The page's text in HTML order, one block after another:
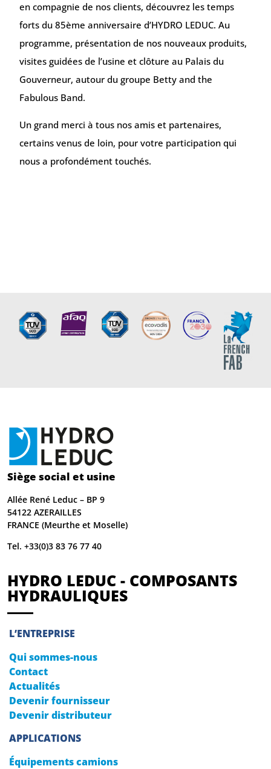
en compagnie de nos clients, découvrez les temps
forts du 85ème anniversaire d’HYDRO LEDUC. Au
programme, présentation de nos nouveaux produits,
visites guidées de l’usine et clôture au Palais du
Gouverneur, autour du groupe Betty and the
Fabulous Band.
Un grand merci à tous nos amis et partenaires,
certains venus de loin, pour votre participation qui
nous a profondément touchés.
Siège social et usine
Allée René Leduc – BP 9
54122 AZERAILLES
FRANCE (Meurthe et Moselle)
Tel. +33(0)3 83 76 77 40
HYDRO LEDUC - COMPOSANTS
HYDRAULIQUES
L’ENTREPRISE
Qui sommes-nous
Contact
Actualités
Devenir fournisseur
Devenir distributeur
APPLICATIONS
Équipements camions